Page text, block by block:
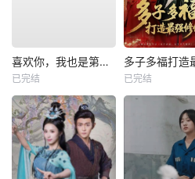
喜欢你，我也是第一部
已完结 已完结